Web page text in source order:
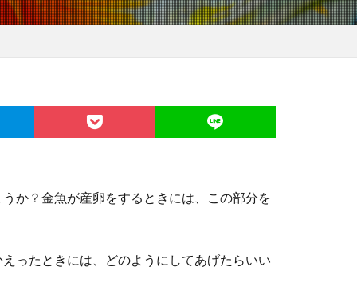
か？金魚が産卵をするときには、この部分を
ったときには、どのようにしてあげたらいい